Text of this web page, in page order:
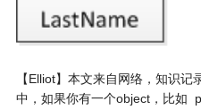
【Elliot】本文来自网络，知识
中，如果你有一个object，比如